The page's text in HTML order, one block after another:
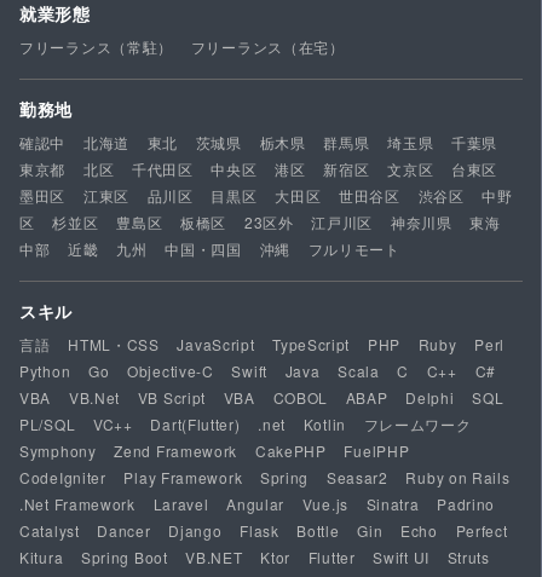
就業形態
フリーランス（常駐） フリーランス（在宅）
勤務地
確認中 北海道 東北 茨城県 栃木県 群馬県 埼玉県
千葉県
東京都
北区 千代田区 中央区 港区 新宿区 文京区
台東区
墨田区
江東区 品川区 目黒区 大田区 世田谷区 渋谷区
中野
区
杉並区 豊島区 板橋区 23区外 江戸川区 神奈川県
東海
中部
近畿 九州 中国・四国 沖縄 フルリモート
スキル
言語 HTML・CSS JavaScript TypeScript PHP Ruby
Perl
Python
Go Objective-C Swift Java Scala C C++
C#
VBA
VB.Net VB Script VBA COBOL ABAP Delphi
SQL
PL/SQL
VC++ Dart(Flutter) .net Kotlin
フレームワーク
Symphony
Zend Framework CakePHP
FuelPHP
CodeIgniter
Play Framework Spring Seasar2
Ruby on Rails
.Net Framework
Laravel Angular Vue.js Sinatra
Padrino
Catalyst
Dancer Django Flask Bottle Gin Echo
Perfect
Kitura
Spring Boot VB.NET Ktor Flutter Swift UI
Struts